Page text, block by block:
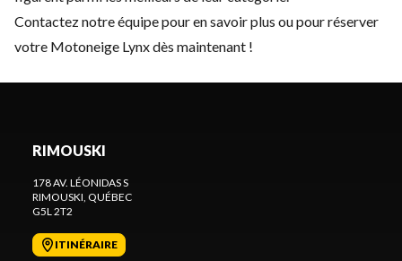
Contactez notre équipepour en savoir plus ou pour réserver
votre Motoneige Lynx dès maintenant !
RIMOUSKI
178 AV. LÉONIDAS S
RIMOUSKI, QUÉBEC
G5L 2T2
ITINÉRAIRE